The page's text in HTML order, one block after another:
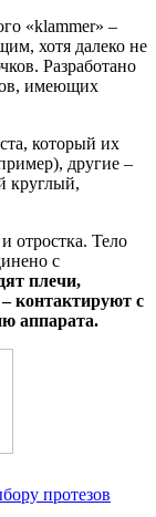
«klammer» –
хотя далеко не
Разработано
имеющих
который их
другие –
круглый,
отростка. Тело
с
плечи,
контактируют с
аппарата.
протезов